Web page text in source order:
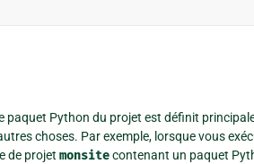
paquet Python du projet est définit
choses. Par exemple, lorsque vous
de projet monsitecontenant un paquet